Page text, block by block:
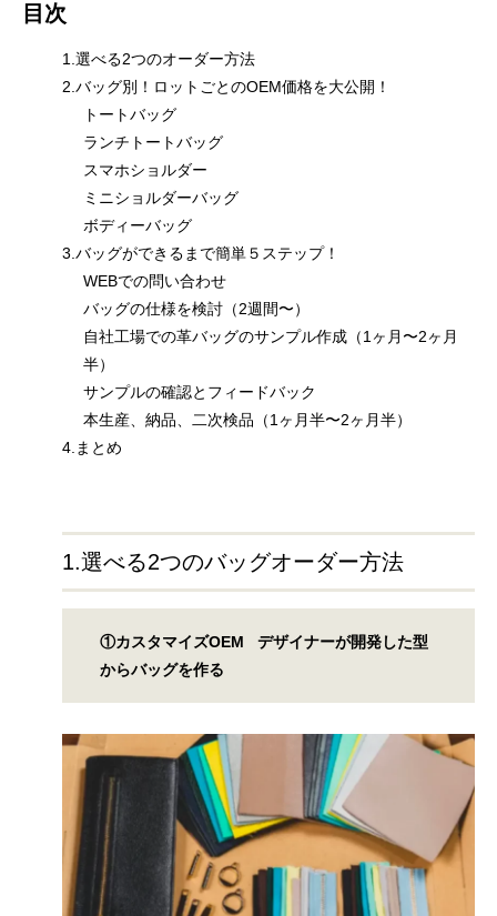
目次
1.選べる2つのオーダー方法
2.バッグ別！ロットごとのOEM価格を大公開！
トートバッグ
ランチトートバッグ
スマホショルダー
ミニショルダーバッグ
ボディーバッグ
3.バッグができるまで簡単５ステップ！
WEBでの問い合わせ
バッグの仕様を検討（2週間〜）
自社工場での革バッグのサンプル作成（1ヶ月〜2ヶ月
半）
サンプルの確認とフィードバック
本生産、納品、二次検品（1ヶ月半〜2ヶ月半）
4.まとめ
1.選べる2つのバッグオーダー方法
①カスタマイズOEM デザイナーが開発した型
からバッグを作る